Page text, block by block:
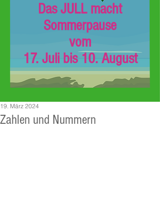
Das JULL macht
Sommerpause
vom
17. Juli bis 10. August
Zahlen und Nummern
19. März 2024